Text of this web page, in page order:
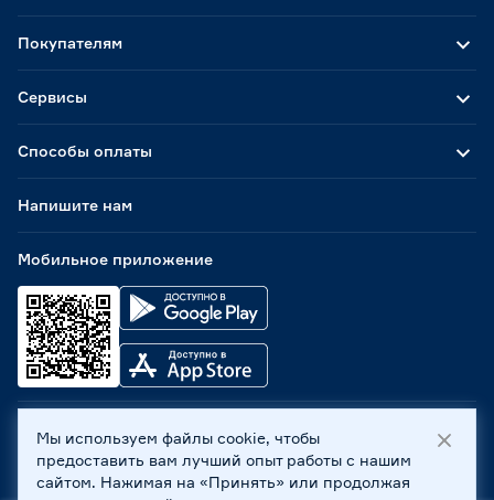
Способы оплаты
Мобильное приложение
Покупателям
Сервисы
Напишите нам
ООО «Бауцентр Рус» 2004 -2026, 236029, г. Калининград,
ул. А.Невского, 205. ИНН 7702596813, КПП 390601001 ©
Все права защищены
Мы используем файлы cookie, чтобы
предоставить вам лучший опыт работы с нашим
сайтом. Нажимая на «Принять» или продолжая